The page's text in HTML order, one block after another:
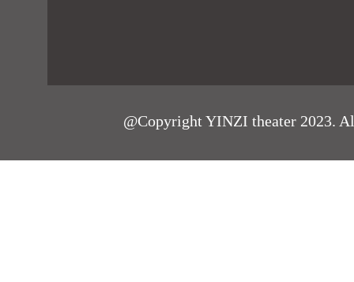
@Copyright YINZI theater 2023.